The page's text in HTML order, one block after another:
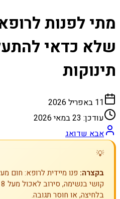
מתי לפנות
שלא כדאי
תינוקות
11 באפריל 2026
עודכן: 23 במאי 2026
אבא שדואג
💡
בקצרה:
בלחיצה, או חוסר תגובה.